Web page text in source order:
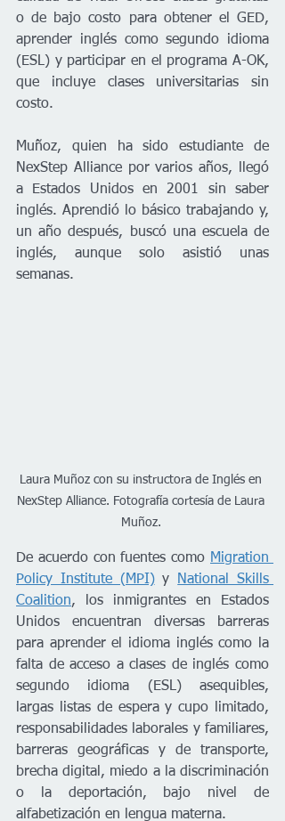
o de bajo costo para obtener el GED,
aprender inglés como segundo idioma
(ESL) y participar en el programa A-OK,
que incluye clases universitarias sin
costo.
Muñoz, quien ha sido estudiante de
NexStep Alliance por varios años, llegó
a Estados Unidos en 2001 sin saber
inglés. Aprendió lo básico trabajando y,
un año después, buscó una escuela de
inglés, aunque solo asistió unas
semanas.
Laura Muñoz con su instructora de Inglés en
NexStep Alliance. Fotografía cortesía de Laura
Muñoz.
De acuerdo con fuentes como Migration
Policy Institute (MPI) y
National Skills
Coalition, los inmigrantes en Estados
Unidos encuentran diversas barreras
para aprender el idioma inglés como la
falta de acceso a clases de inglés como
segundo idioma (ESL) asequibles,
largas listas de espera y cupo limitado,
responsabilidades laborales y familiares,
barreras geográficas y de transporte,
brecha digital, miedo a la discriminación
o la deportación, bajo nivel de
alfabetización en lengua materna.